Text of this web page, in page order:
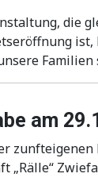
die
am
„Rälle“